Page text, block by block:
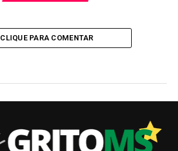
CLIQUE PARA COMENTAR